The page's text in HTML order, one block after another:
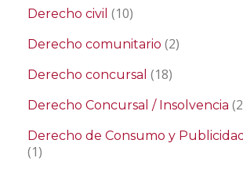
Derecho civil (10)
Derecho comunitario (2)
Derecho concursal (18)
Derecho Concursal / Insolvencia
Derecho de Consumo y
(1)